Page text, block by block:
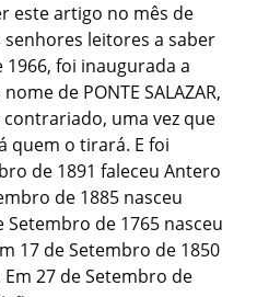
este artigo no mês de
leitores a saber
foi inaugurada a
de PONTE SALAZAR,
uma vez que
quem o tirará. E foi
de 1891 faleceu Antero
de 1885 nasceu
de 1765 nasceu
17 de Setembro de 1850
27 de Setembro de